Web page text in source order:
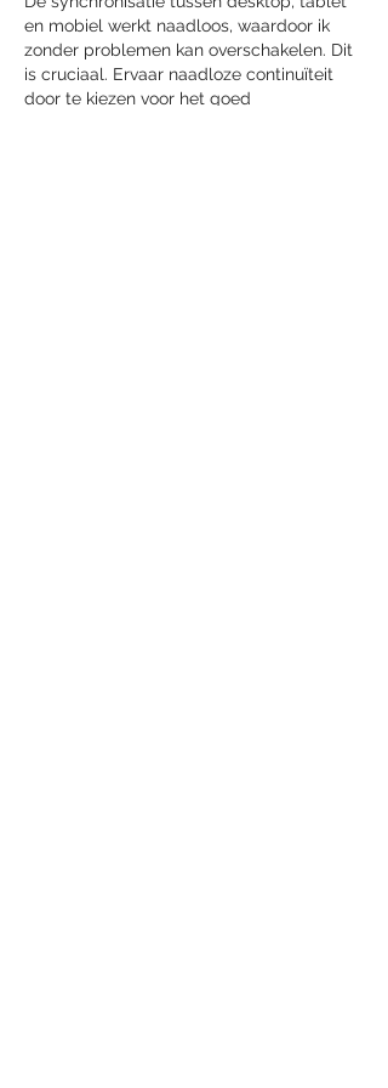
en mobiel werkt naadloos, waardoor ik
zonder problemen kan overschakelen. Dit
is cruciaal. Ervaar naadloze continuïteit
door te kiezen voor het goed